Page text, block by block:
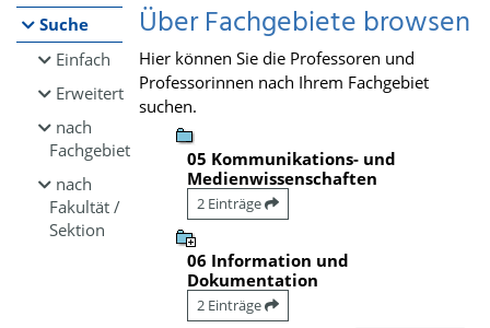
Suche
Einfach
Erweitert
nach
Fachgebiet
nach
Fakultät /
Sektion
Über Fachgebiete browsen
Hier können Sie die Professoren und
Professorinnen nach Ihrem Fachgebiet
suchen.
05 Kommunikations- und
Medienwissenschaften
2 Einträge
06 Information und
Dokumentation
2 Einträge